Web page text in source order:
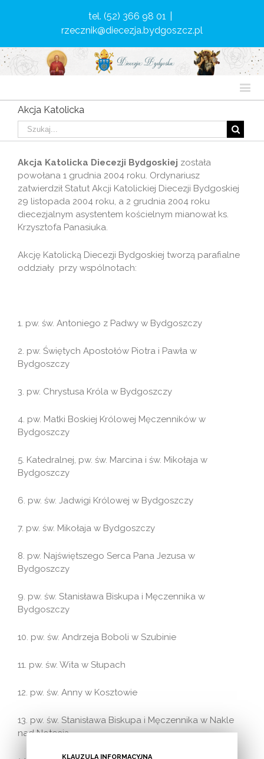
tel. (52) 366 98 01
rzecznik@diecezja.bydgoszcz.pl
Akcja Katolicka
Akcja Katolicka Diecezji Bydgoskiej została
powołana 1 grudnia 2004 roku. Ordynariusz
zatwierdził Statut Akcji Katolickiej Diecezji Bydgoskiej
29 listopada 2004 roku, a 2 grudnia 2004 roku
diecezjalnym asystentem kościelnym mianował ks.
Krzysztofa Panasiuka.
Akcję Katolicką Diecezji Bydgoskiej tworzą parafialne
oddziały przy wspólnotach:
1. pw. św. Antoniego z Padwy w Bydgoszczy
2. pw. Świętych Apostołów Piotra i Pawła w
Bydgoszczy
3. pw. Chrystusa Króla w Bydgoszczy
4. pw. Matki Boskiej Królowej Męczenników w
Bydgoszczy
5. Katedralnej, pw. św. Marcina i św. Mikołaja w
Bydgoszczy
6. pw. św. Jadwigi Królowej w Bydgoszczy
7. pw. św. Mikołaja w Bydgoszczy
8. pw. Najświętszego Serca Pana Jezusa w
Bydgoszczy
9. pw. św. Stanisława Biskupa i Męczennika w
Bydgoszczy
10. pw. św. Andrzeja Boboli w Szubinie
11. pw. św. Wita w Słupach
12. pw. św. Anny w Kosztowie
13. pw. św. Stanisława Biskupa i Męczennika w Nakle
nad Notecią
KLAUZULA INFORMACYJNA